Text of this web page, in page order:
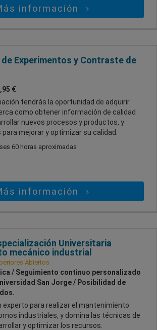
información
de Experimentos y Contraste de
€
tendrás la oportunidad de adquirir
como obtener información de calidad
nuevos procesos y productos, y
mejorar y optimizar su calidad.
60 horas aproximadas
información
Universitaria
mecánico industrial
Abiertos
/ Seguimiento continuo personalizado
San Jorge / Posibilidad de
experto para realizar el mantenimiento
industriales, y domina las técnicas de
y optimizar los recursos.